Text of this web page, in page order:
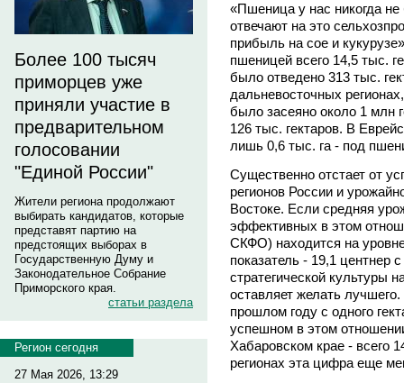
Более 100 тысяч
приморцев уже
приняли участие в
предварительном
голосовании
"Единой России"
Жители региона продолжают
выбирать кандидатов, которые
представят партию на
предстоящих выборах в
Государственную Думу и
Законодательное Собрание
Приморского края.
статьи раздела
Регион сегодня
27 Мая 2026, 13:29
«Пшеница у нас никогда не
отвечают на это
прибыль на сое и
пшеницей всего 14,5 тыс.
было отведено 313 тыс.
дальневосточных
было засеяно около 1 млн
126 тыс. гектаров. В
лишь 0,6 тыс. га - под
Существенно отстает от
регионов России и
Востоке. Если средняя
эффективных в этом
СКФО) находится на
показатель - 19,1 центнер
стратегической культуры
оставляет желать
прошлом году с одного
успешном в этом
Хабаровском крае - всего
регионах эта цифра еще